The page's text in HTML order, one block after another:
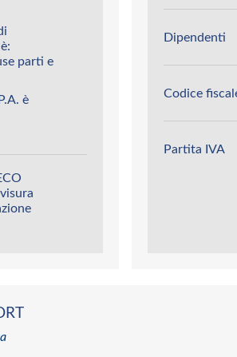
è:
parti e
è
Dipendenti
Codice
Partita IVA